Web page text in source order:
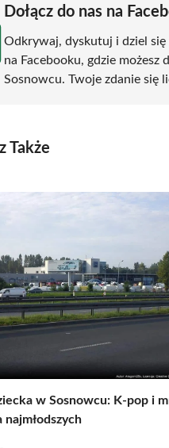
Dołącz do nas na
Odkrywaj, dyskutuj i dziel się
na Facebooku, gdzie
Sosnowcu. Twoje zdanie się
Także
w Sosnowcu: K-pop i